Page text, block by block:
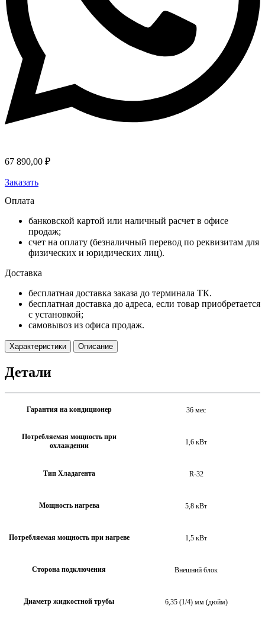
67 890,00 ₽
Заказать
Оплата
банковской картой или наличный расчет в офисе
продаж;
счет на оплату (безналичный перевод по реквизитам для
физических и юридических лиц).
Доставка
бесплатная доставка заказа до терминала ТК.
бесплатная доставка до адреса, если товар приобретается
с установкой;
самовывоз из офиса продаж.
Характеристики Описание
Детали
Гарантия на кондиционер 36 мес
Потребляемая мощность при
охлаждении
1,6 кВт
Тип Хладагента R-32
Мощность нагрева 5,8 кВт
Потребляемая мощность при нагреве 1,5 кВт
Сторона подключения Внешний блок
Диаметр жидкостной трубы 6,35 (1/4) мм (дюйм)